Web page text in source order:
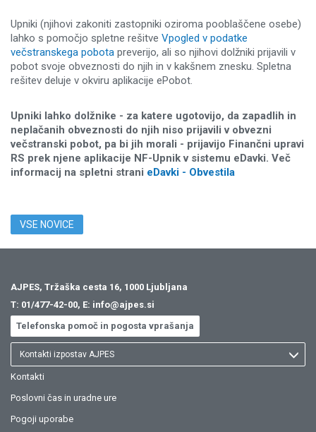
Upniki (njihovi zakoniti zastopniki oziroma pooblaščene osebe)
lahko s pomočjo spletne rešitve Vpogled v podatke
večstranskega pobota preverijo, ali so njihovi dolžniki prijavili v
pobot svoje obveznosti do njih in v kakšnem znesku. Spletna
rešitev deluje v okviru aplikacije ePobot.
Upniki lahko dolžnike - za katere ugotovijo, da zapadlih in
neplačanih obveznosti do njih niso prijavili v obvezni
večstranski pobot, pa bi jih morali - prijavijo Finančni upravi
RS prek njene aplikacije NF-Upnik v sistemu eDavki. Več
informacij na spletni strani eDavki - Obvestila
VSE NOVICE
AJPES, Tržaška cesta 16, 1000 Ljubljana
T: 01/477-42-00, E: info@ajpes.si
Telefonska pomoč in pogosta vprašanja
Kontakti izpostav AJPES
Kontakti
Poslovni čas in uradne ure
Pogoji uporabe